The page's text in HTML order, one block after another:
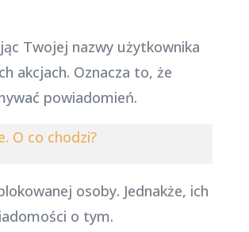
Twojej nazwy użytkownika
akcjach. Oznacza to, że
powiadomień.
O co chodzi?
osoby. Jednakże, ich
o tym.